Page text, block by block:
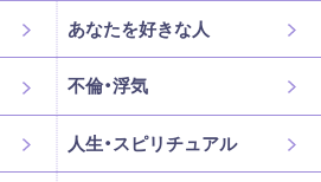
あなたを好きな人
不倫・浮気
人生・スピリチュアル